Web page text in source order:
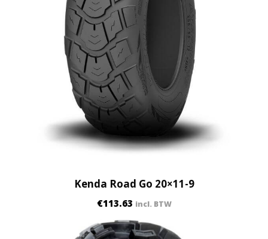
Kenda Road Go 20×11-9
€113.63 incl. BTW